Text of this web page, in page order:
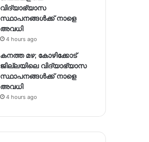
വിദ്യാഭ്യാസ
സ്ഥാപനങ്ങൾക്ക് നാളെ
അവധി
4 hours ago
കനത്ത മഴ; കോഴിക്കോട്
ജില്ലയിലെ വിദ്യാഭ്യാസ
സ്ഥാപനങ്ങൾക്ക് നാളെ
അവധി
4 hours ago